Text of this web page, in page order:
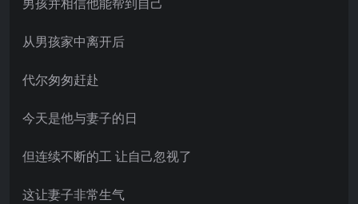
从男孩家中离开后
代尔匆匆赶赴
今天是他与妻子的日
但连续不断的工 让自己忽视了
这让妻子非常生气